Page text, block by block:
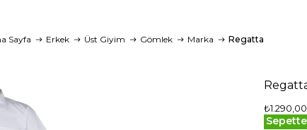
Sayfa Erkek Üst Giyim Gömlek Marka Regatta
₺1.290,00
Sepette